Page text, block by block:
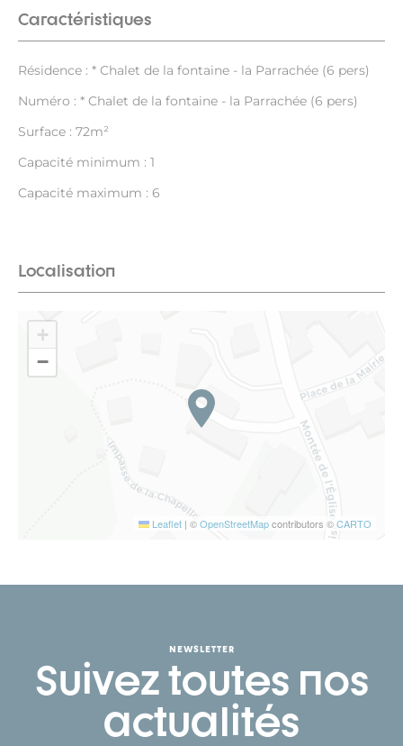
Caractéristiques
Résidence : * Chalet de la fontaine - la Parrachée (6 pers)
Numéro : * Chalet de la fontaine - la Parrachée (6 pers)
Surface : 72m²
Capacité minimum : 1
Capacité maximum : 6
Localisation
+
−
Leaflet | ©OpenStreetMapcontributors ©CARTO
NEWSLETTER
Suivez toutes nos
actualités